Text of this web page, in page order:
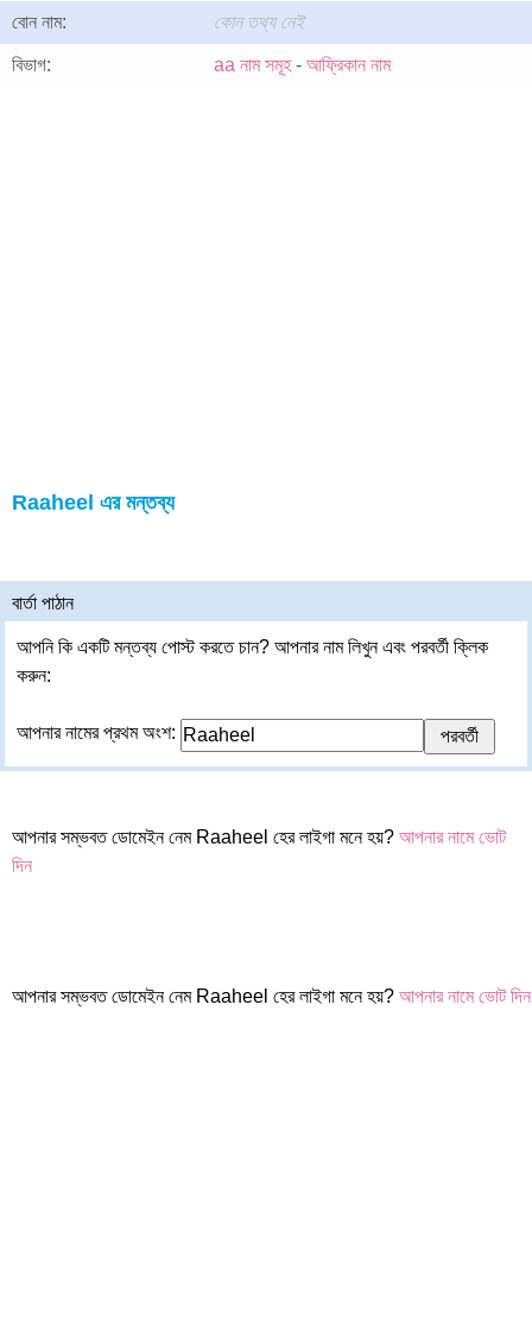
বোন নাম: কোন তথ্য নেই
বিভাগ: aa নাম সমূহ- আফ্রিকান নাম
Raaheel এর মন্তব্য
বার্তা পাঠান
আপনি কি একটি মন্তব্য পোস্ট করতে চান? আপনার নাম লিখুন এবং পরবর্তী ক্লিক
করুন:
আপনার নামের প্রথম অংশ:
আপনার সম্ভবত ডোমেইন নেম Raaheel হের লাইগা মনে হয়? আপনার নামে ভোট
দিন
আপনার সম্ভবত ডোমেইন নেম Raaheel হের লাইগা মনে হয়? আপনার নামে ভোট দিন